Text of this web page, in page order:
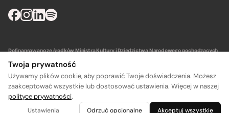
Dofinansowano ze środków Ministra Kultury i Dziedzictwa Narodowego pochodzących
Wydawca: SIW Znak w Krakowie
Twoja prywatność
Używamy plików cookie, aby poprawić Twoje doświadczenia. Możesz
zaakceptować wszystkie lub dostosować ustawienia. Więcej w naszej
polityce prywatności.
Ustawienia Odrzuć opcjonalne Akceptuj wszystkie